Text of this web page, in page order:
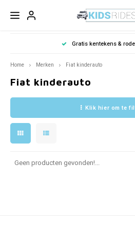
Gratis kentekens &
Home Merken Fiat kinderauto
Fiat kinderauto
Klik hier om te
Geen producten gevonden!...